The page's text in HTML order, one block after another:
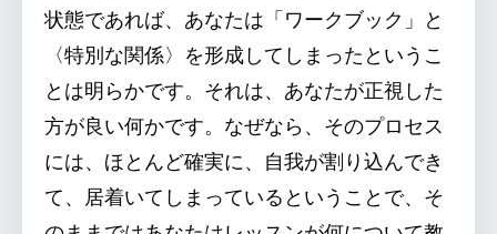
状態であれば、あなたは「ワークブック」と
〈特別な関係〉を形成してしまったというこ
とは明らかです。それは、あなたが正視した
方が良い何かです。なぜなら、そのプロセス
には、ほとんど確実に、自我が割り込んでき
て、居着いてしまっているということで、そ